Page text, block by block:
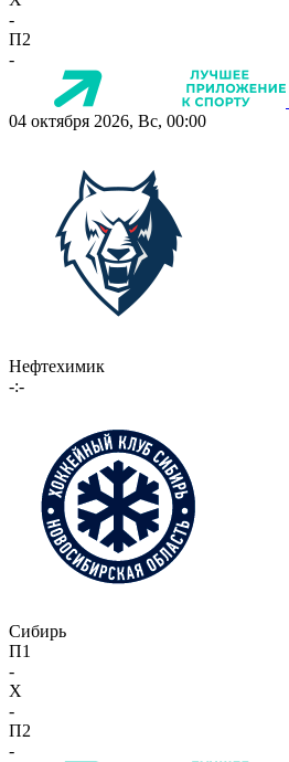
-
П2
-
04 октября 2026, Вс, 00:00
Нефтехимик
-:-
Сибирь
П1
-
X
-
П2
-